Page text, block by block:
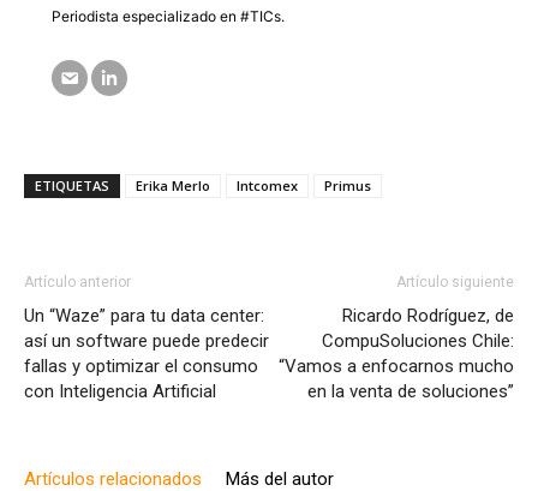
Periodista especializado en #TICs.
ETIQUETAS Erika Merlo Intcomex Primus
Artículo anterior
Un “Waze” para tu data center:
así un software puede predecir
fallas y optimizar el consumo
con Inteligencia Artificial
Artículo siguiente
Ricardo Rodríguez, de
CompuSoluciones Chile:
“Vamos a enfocarnos mucho
en la venta de soluciones”
Artículos relacionados Más del autor